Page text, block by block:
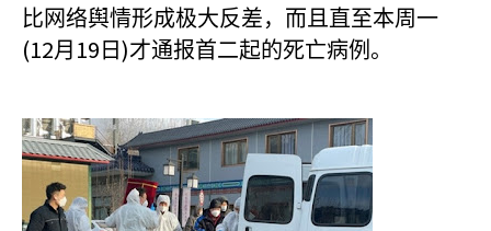
比网络舆情形成极大反差，而且直至本周一
(12月 19 日 )才通报首二起的死亡病例。